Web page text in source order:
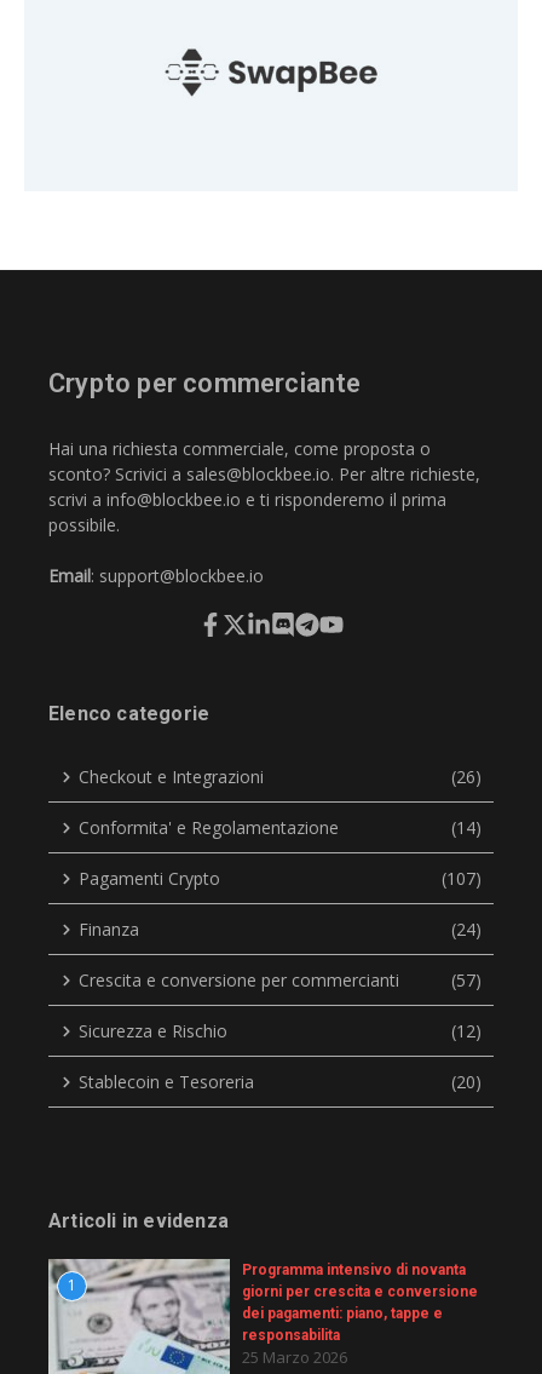
Crypto per commerciante
Hai una richiesta commerciale, come proposta o
sconto? Scrivici a sales@blockbee.io. Per altre richieste,
scrivi a info@blockbee.io e ti risponderemo il prima
possibile.
Email: support@blockbee.io
Elenco categorie
Checkout e Integrazioni (26)
Conformita' e Regolamentazione (14)
Pagamenti Crypto (107)
Finanza (24)
Crescita e conversione per commercianti (57)
Sicurezza e Rischio (12)
Stablecoin e Tesoreria (20)
Articoli in evidenza
1
Programma intensivo di novanta
giorni per crescita e conversione
dei pagamenti: piano, tappe e
responsabilita
25 Marzo 2026